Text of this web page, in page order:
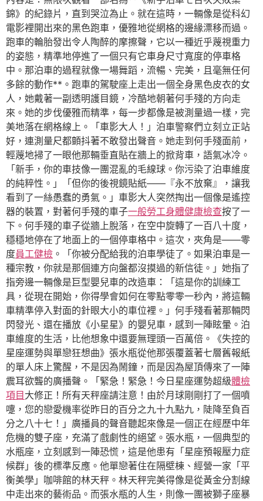
錦》的紀錄片，直到哭泣為止。就在這時，一輛像是從科幻
電影裡開出來的黑色跑車，優雅地從網格的邊緣漂移而過。
跑車的輪胎發出令人陶醉的摩擦聲，它以一種近乎蔑視重力
的姿態，精準地停進了一個只有它車身尺寸寬度的停車格
中。那泊車的過程就像一場舞蹈，流暢、完美，且毫無任何
多餘的動作**。跑車的駕駛座上走出一個全身黑色皮衣的女
人，她戴著一副透明護目鏡，冷酷地朝著何手殘的方向走
來。她的步伐優雅而精準，每一步都像是被測量過一樣，完
美地落在網格線上。「車影大人！」泊車警察們立刻立正站
好，連測量尺都顫抖著不敢發出聲音。她走到何手殘面前，
輕蔑地掃了一眼他那輛垂直貼在牆上的掀背車，語氣冰冷。
「新手，你的車技像一團混亂的毛線球。你污染了泊車維度
的純粹性。」「但你的後視鏡貼紙——『永不放棄』，讓我
看到了一絲愚蠢的勇氣。」車影大人突然掏出一個像是遙控
器的裝置，對著何手殘的車子一般勞工身體健康檢查按了一
下。何手殘的車子從牆上脫落，在空中旋轉了一百八十度，
穩穩地停在了地面上的一個停車格中。這次，夾角是——零
度員工健檢 。「你被分配給我的泊車學徒了。如果泊車是一
種宗教，你就是那個連方向盤都沒摸過的新信徒。」她指了
指旁邊一輛像是巨型嬰兒車的改造車：「這是你的訓練工
具，從現在開始，你得學會如何在零點零零一秒內，將這輛
車精準停入對面的針眼大小的車位裡。」何手殘看著那輛閃
閃發光、還在播放《小星星》的嬰兒車，感到一陣眩暈。泊
車維度的生活，比他想象中還要無理頭一百萬倍。《失控的
星座運勢與單戀狂想曲》張水瓶從他那張覆蓋著七層舊報紙
的單人床上驚醒，不是因為鬧鐘，而是因為屋頂傳來了一陣
震耳欲聾的廣播聲。「緊急！緊急！今日星座運勢超級體檢
項目大修正！所有天秤座請注意！由於月球剛剛打了一個噴
嚏，您的戀愛機率從昨日的百分之九十九點九，陡降至負百
分之八十七！」廣播員的聲音聽起來像是一個正在經歷中年
危機的雙子座，充滿了戲劇性的絕望。張水瓶，一個典型的
水瓶座，立刻感到一陣恐慌，這是他患有「星座預報壓力症
候群」後的標準反應。他單戀著住在隔壁棟、經營一家「平
衡美學」咖啡館的林天秤。林天秤完美得像是從黃金分割線
中走出來的藝術品。而張水瓶的人生，則像一團被獅子座暴